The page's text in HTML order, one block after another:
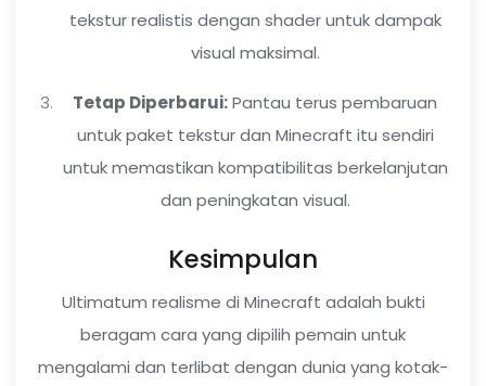
tekstur realistis dengan shader untuk dampak
visual maksimal.
Tetap Diperbarui:Pantau terus pembaruan
untuk paket tekstur dan Minecraft itu sendiri
untuk memastikan kompatibilitas berkelanjutan
dan peningkatan visual.
Kesimpulan
Ultimatum realisme di Minecraft adalah bukti
beragam cara yang dipilih pemain untuk
mengalami dan terlibat dengan dunia yang kotak-